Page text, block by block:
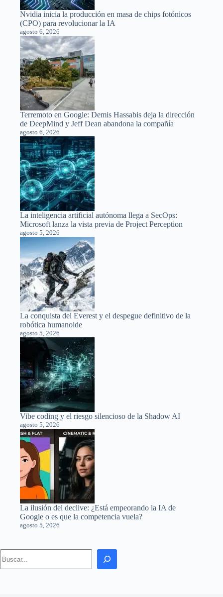
Nvidia inicia la producción en masa de chips fotónicos
(CPO) para revolucionar la IA
agosto 6, 2026
Terremoto en Google: Demis Hassabis deja la dirección
de DeepMind y Jeff Dean abandona la compañía
agosto 6, 2026
La inteligencia artificial autónoma llega a SecOps:
Microsoft lanza la vista previa de Project Perception
agosto 5, 2026
La conquista del Everest y el despegue definitivo de la
robótica humanoide
agosto 5, 2026
Vibe coding y el riesgo silencioso de la Shadow AI
agosto 5, 2026
La ilusión del declive: ¿Está empeorando la IA de
Google o es que la competencia vuela?
agosto 5, 2026